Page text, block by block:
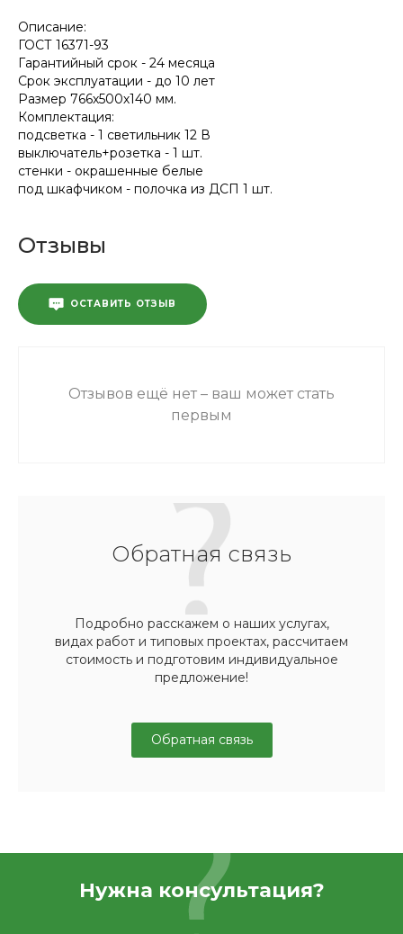
Описание:
ГОСТ 16371-93
Гарантийный срок - 24 месяца
Срок эксплуатации - до 10 лет
Размер 766х500х140 мм.
Комплектация:
подсветка - 1 светильник 12 В
выключатель+розетка - 1 шт.
стенки - окрашенные белые
под шкафчиком - полочка из ДСП 1 шт.
Отзывы
ОСТАВИТЬ ОТЗЫВ
Отзывов ещё нет – ваш может стать
первым
Обратная связь
Подробно расскажем о наших услугах,
видах работ и типовых проектах, рассчитаем
стоимость и подготовим индивидуальное
предложение!
Обратная связь
Нужна консультация?